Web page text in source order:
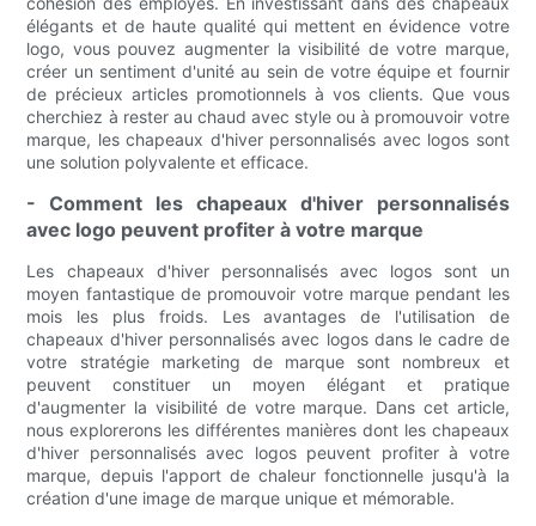
élégants et de haute qualité qui mettent en évidence votre
logo, vous pouvez augmenter la visibilité de votre marque,
créer un sentiment d'unité au sein de votre équipe et fournir
de précieux articles promotionnels à vos clients. Que vous
cherchiez à rester au chaud avec style ou à promouvoir votre
marque, les chapeaux d'hiver personnalisés avec logos sont
une solution polyvalente et efficace.
- Comment les chapeaux d'hiver personnalisés
avec logo peuvent profiter à votre marque
Les chapeaux d'hiver personnalisés avec logos sont un
moyen fantastique de promouvoir votre marque pendant les
mois les plus froids. Les avantages de l'utilisation de
chapeaux d'hiver personnalisés avec logos dans le cadre de
votre stratégie marketing de marque sont nombreux et
peuvent constituer un moyen élégant et pratique
d'augmenter la visibilité de votre marque. Dans cet article,
nous explorerons les différentes manières dont les chapeaux
d'hiver personnalisés avec logos peuvent profiter à votre
marque, depuis l'apport de chaleur fonctionnelle jusqu'à la
création d'une image de marque unique et mémorable.